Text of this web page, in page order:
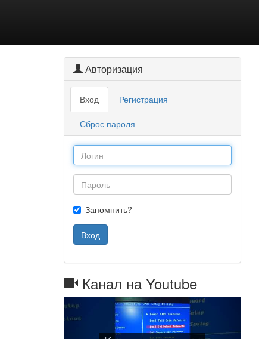
Авторизация
Вход Регистрация
Сброс пароля
Запомнить?
Вход
Канал на Youtube
Назад